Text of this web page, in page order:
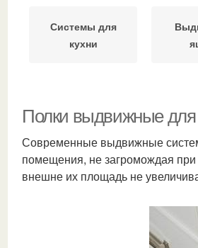
Системы для
кухни
Полки выдвижные для
Современные выдвижные
помещения, не загромождая
внешне их площадь не